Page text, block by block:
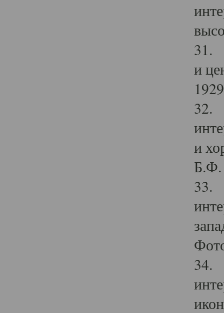
31.
и
32.
и
Б.Ф.
33.
34.